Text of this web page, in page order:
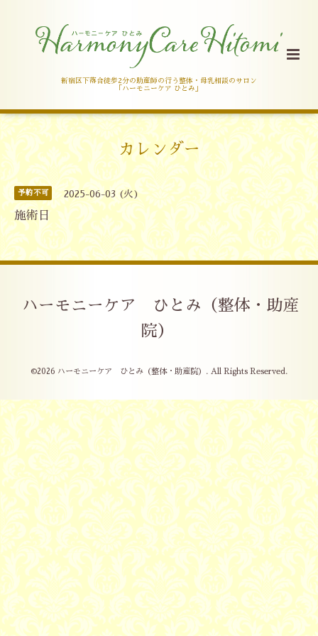
新宿区下落合徒歩2分の助産師の行う整体・母乳相談のサロン
「ハーモニーケア ひとみ」
カレンダー
予約不可 2025-06-03 (火)
施術日
ハーモニーケア ひとみ（整体・助産
院）
©2026 ハーモニーケア ひとみ（整体・助産院） . All Rights Reserved.